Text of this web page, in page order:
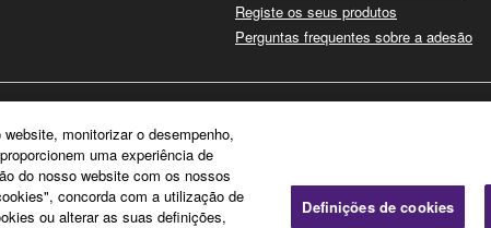
Registe os seus produtos
Perguntas frequentes sobre a adesão
monitorizar o desempenho,
uma experiência de
do nosso website com os nossos
concorda com a utilização de
ou alterar as suas definições,
Definições de cookies